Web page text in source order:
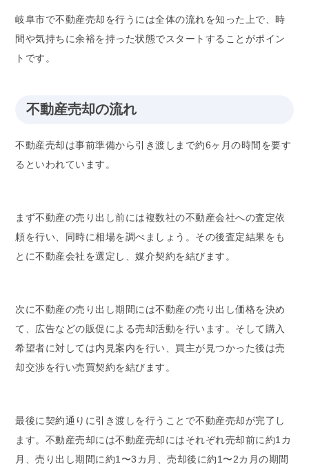
岐阜市で不動産売却を行うには全体の流れを知った上で、時
間や気持ちに余裕を持った状態でスタートすることがポイン
トです。
不動産売却の流れ
不動産売却は事前準備から引き渡しまで約6ヶ月の時間を要す
るといわれています。
まず不動産の売り出し前には複数社の不動産会社への査定依
頼を行い、同時に相場を調べましょう。その後査定結果をも
とに不動産会社を選定し、媒介契約を結びます。
次に不動産の売り出し期間には不動産の売り出し価格を決め
て、広告などの販促による売却活動を行います。そして購入
希望者に対しては内見案内を行い、買主が見つかった後は売
却交渉を行い売買契約を結びます。
最後に契約通りに引き渡しを行うことで不動産売却が完了し
ます。不動産売却には不動産売却にはそれぞれ売却前に約1カ
月、売り出し期間に約1〜3カ月、売却後に約1〜2カ月の期間